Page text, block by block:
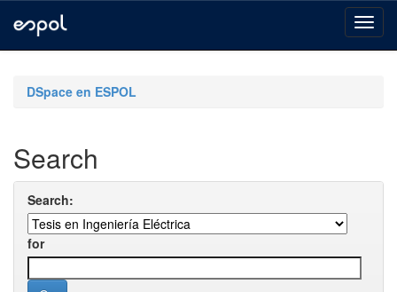
navigationDSpace en ESPOL
Search
Search:
for